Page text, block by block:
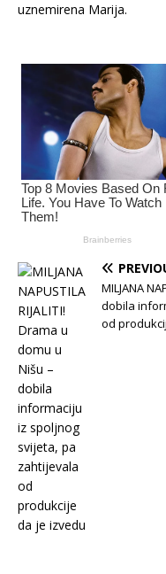
uznemirena Marija.
MILJANA
dobila
od